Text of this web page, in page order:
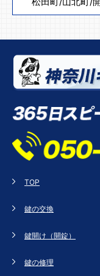
TOP
鍵の交換
鍵開け（開錠）
鍵の修理